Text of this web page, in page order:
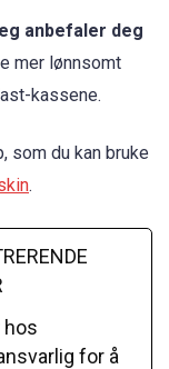
anbefaler deg
mer lønnsomt
kassene.
som du kan bruke
.
hos
for å